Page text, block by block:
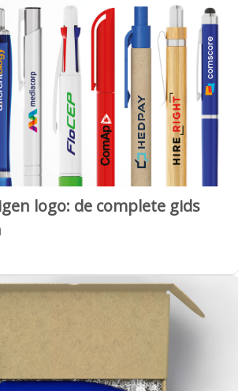
logo: de complete gids